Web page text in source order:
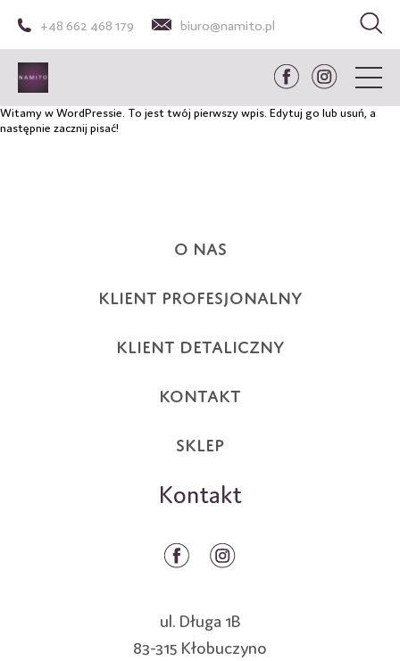
+48 662 468 179 biuro@namito.pl
Witamy w WordPressie. To jest twój pierwszy wpis. Edytuj go lub usuń, a
następnie zacznij pisać!
O NAS
KLIENT PROFESJONALNY
KLIENT DETALICZNY
KONTAKT
SKLEP
Kontakt
ul. Długa 1B
83-315 Kłobuczyno